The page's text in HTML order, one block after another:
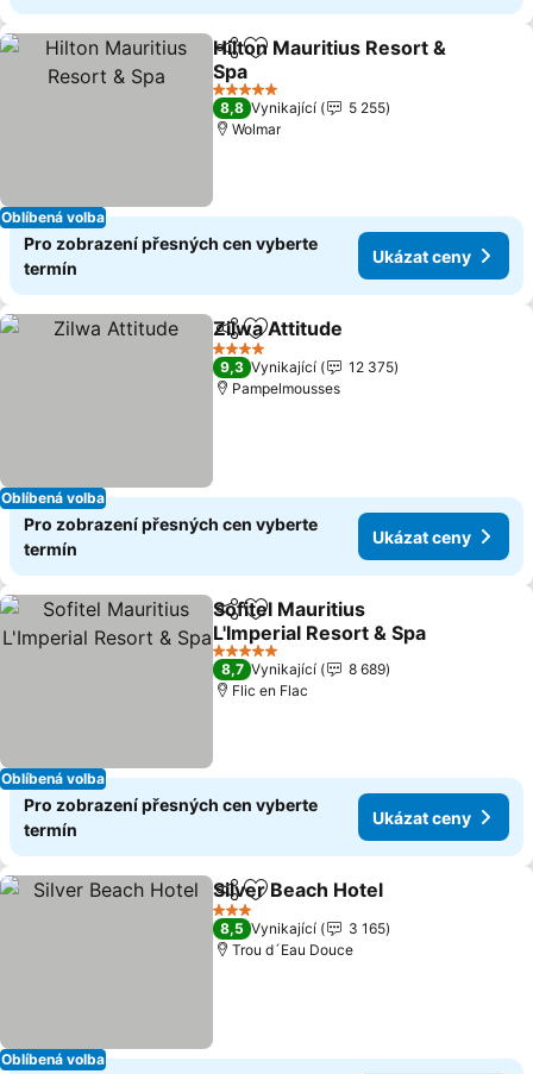
Oblíbená volba
SdíletPřidat na seznam oblíbených
Hilton Mauritius Resort &
Spa
Ukázat ceny
5 Počet hvězdiček
8,8 Vynikající
5 255
Wolmar
Pro zobrazení přesných cen vyberte
termín
Ukázat ceny
Oblíbená volba
SdíletPřidat na seznam oblíbených
Zilwa Attitude
4 Počet hvězdiček
9,3 Vynikající
12 375
Pampelmousses
Pro zobrazení přesných cen vyberte
termín
Ukázat ceny
Oblíbená volba
SdíletPřidat na seznam oblíbených
Sofitel Mauritius
L'Imperial Resort & Spa
Ukázat ceny
5 Počet hvězdiček
8,7 Vynikající
8 689
Flic en Flac
Pro zobrazení přesných cen vyberte
termín
Ukázat ceny
Oblíbená volba
SdíletPřidat na seznam oblíbených
Silver Beach Hotel
3 Počet hvězdiček
8,5 Vynikající
3 165
Trou d´Eau Douce